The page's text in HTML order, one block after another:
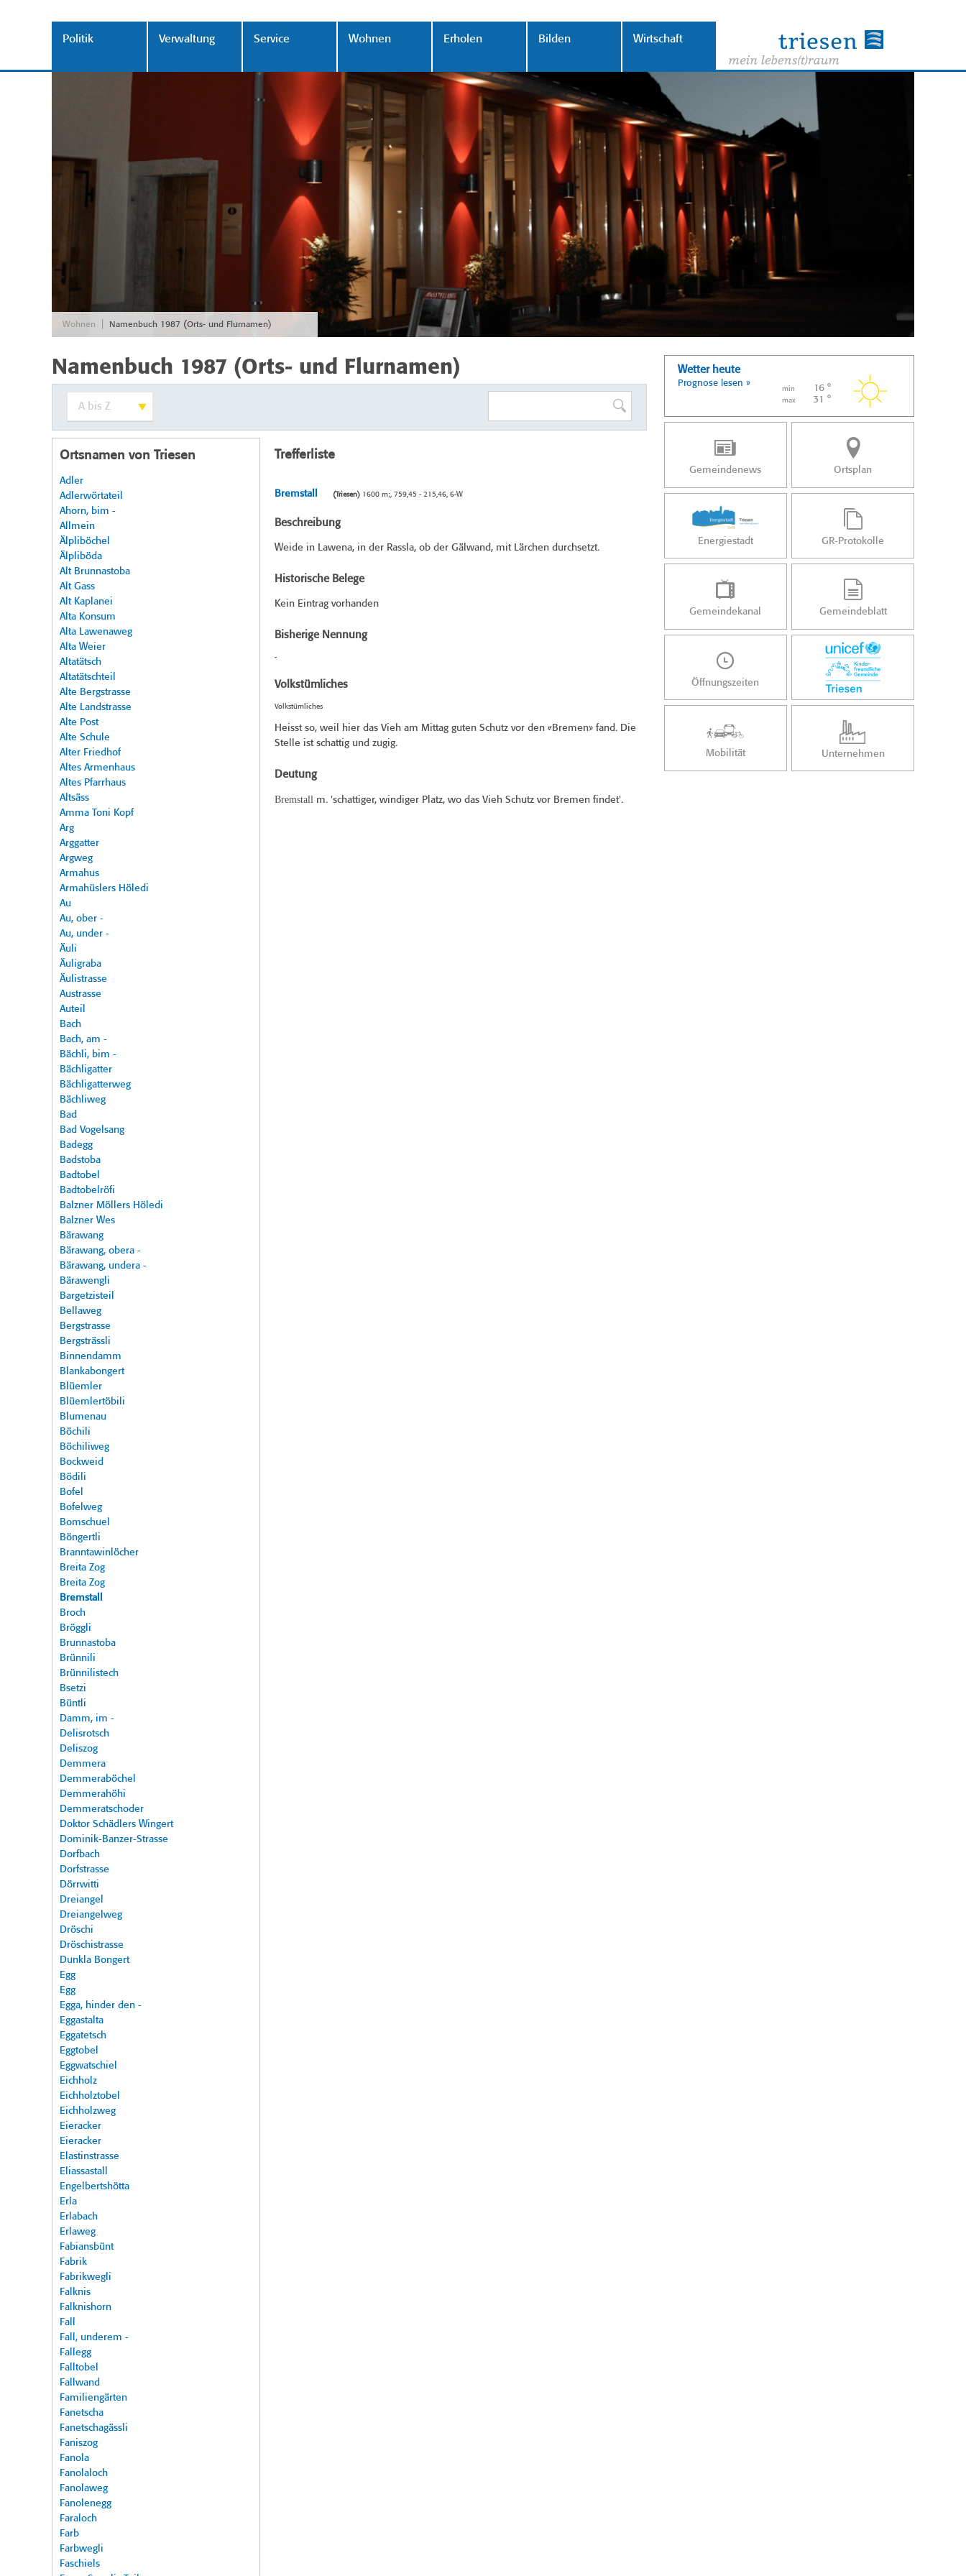
Politik Verwaltung Service Wohnen Erholen Bilden Wirtschaft
Wohnen Namenbuch 1987 (Orts- und Flurnamen)
Namenbuch 1987 (Orts- und Flurnamen)
Ortsnamen von Triesen
Adler
Adlerwörtateil
Ahorn, bim -
Allmein
Älpliböchel
Älpliböda
Alt Brunnastoba
Alt Gass
Alt Kaplanei
Alta Konsum
Alta Lawenaweg
Alta Weier
Altatätsch
Altatätschteil
Alte Bergstrasse
Alte Landstrasse
Alte Post
Alte Schule
Alter Friedhof
Altes Armenhaus
Altes Pfarrhaus
Altsäss
Amma Toni Kopf
Arg
Arggatter
Argweg
Armahus
Armahüslers Höledi
Au
Au, ober -
Au, under -
Äuli
Äuligraba
Äulistrasse
Austrasse
Auteil
Bach
Bach, am -
Bächli, bim -
Bächligatter
Bächligatterweg
Bächliweg
Bad
Bad Vogelsang
Badegg
Badstoba
Badtobel
Badtobelröfi
Balzner Möllers Höledi
Balzner Wes
Bärawang
Bärawang, obera -
Bärawang, undera -
Bärawengli
Bargetzisteil
Bellaweg
Bergstrasse
Bergsträssli
Binnendamm
Blankabongert
Blüemler
Blüemlertöbili
Blumenau
Böchili
Böchiliweg
Bockweid
Bödili
Bofel
Bofelweg
Bomschuel
Böngertli
Branntawinlöcher
Breita Zog
Breita Zog
Bremstall
Broch
Bröggli
Brunnastoba
Brünnili
Brünnilistech
Bsetzi
Büntli
Damm, im -
Delisrotsch
Deliszog
Demmera
Demmeraböchel
Demmerahöhi
Demmeratschoder
Doktor Schädlers Wingert
Dominik-Banzer-Strasse
Dorfbach
Dorfstrasse
Dörrwitti
Dreiangel
Dreiangelweg
Dröschi
Dröschistrasse
Dunkla Bongert
Egg
Egg
Egga, hinder den -
Eggastalta
Eggatetsch
Eggtobel
Eggwatschiel
Eichholz
Eichholztobel
Eichholzweg
Eieracker
Eieracker
Elastinstrasse
Eliassastall
Engelbertshötta
Erla
Erlabach
Erlaweg
Fabiansbünt
Fabrik
Fabrikwegli
Falknis
Falknishorn
Fall
Fall, underem -
Fallegg
Falltobel
Fallwand
Familiengärten
Fanetscha
Fanetschagässli
Faniszog
Fanola
Fanolaloch
Fanolaweg
Fanolenegg
Faraloch
Farb
Farbwegli
Faschiels
Trefferliste
Bremstall (Triesen)1600 m;, 759,45 - 215,46, 6-W
Beschreibung
Weide in Lawena, in der Rassla, ob der Gälwand, mit Lärchen durchsetzt.
Historische Belege
Kein Eintrag vorhanden
Bisherige Nennung
-
Volkstümliches
Volkstümliches
Heisst so, weil hier das Vieh am Mittag guten Schutz vor den «Bremen» fand. Die
Stelle ist schattig und zugig.
Deutung
Bremstallm. 'schattiger, windiger Platz, wo das Vieh Schutz vor Bremen findet'.
Wetter heute
Prognose lesen »
min 16 °
max 31 °
Gemeindenews Ortsplan
Energiestadt GR-Protokolle
Gemeindekanal Gemeindeblatt
Öffnungszeiten
Mobilität Unternehmen